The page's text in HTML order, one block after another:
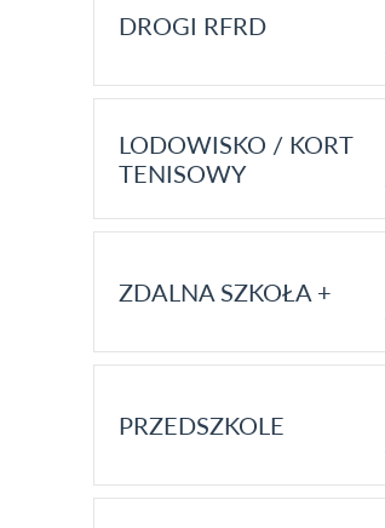
DROGI RFRD
LODOWISKO / KORT
TENISOWY
ZDALNA SZKOŁA +
PRZEDSZKOLE